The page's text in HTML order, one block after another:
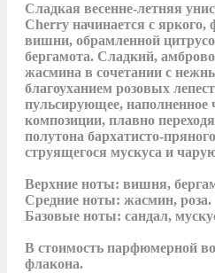
Сладкая весенне-летняя
Cherry начинается с яркого,
вишни, обрамленной
бергамота. Сладкий,
жасмина в сочетании с
благоуханием розовых
пульсирующее, наполненное
композиции, плавно
полутона бархатисто-
струящегося мускуса и
Верхние ноты: вишня,
Средние ноты: жасмин, роза.
Базовые ноты: сандал,
В стоимость парфюмерной
флакона.